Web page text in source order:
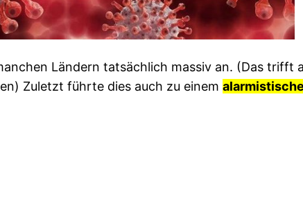
Ländern tatsächlich massiv an. (Das trifft
Zuletzt führte dies auch zu einem